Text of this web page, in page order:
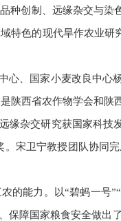
种创制、远缘杂交与
特色的现代旱作农业
、国家小麦改良中
陕西省农作物学会和陕
缘杂交研究获国家科
宋卫宁教授团队协同
能力。以“碧蚂一号
保障国家粮食安全做